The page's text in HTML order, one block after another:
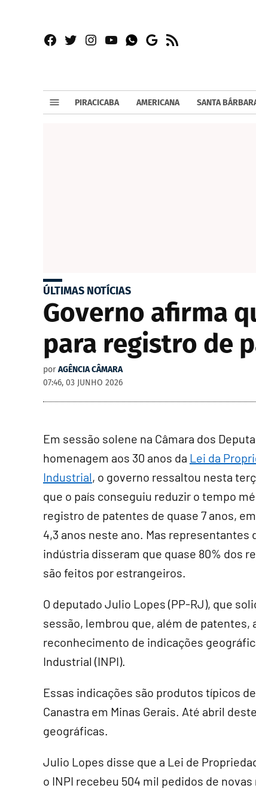
Facebook
TwitterInstagram
YouTubeWhatsapp
Google
RSS
PIRACICABA AMERICANA SANTA
ÚLTIMAS NOTÍCIAS
Governo afirma
para registro de
por AGÊNCIA CÂMARA
07:46, 03 JUNHO 2026
Em sessão solene na Câmara dos
homenagem aos 30 anos da Lei da
Industrial, o governo ressaltou nesta
que o país conseguiu reduzir o tempo
registro de patentes de quase 7 anos,
4,3 anos neste ano. Mas representantes
indústria disseram que quase 80% dos
são feitos por estrangeiros.
O deputado Julio Lopes (PP-RJ), que
sessão, lembrou que, além de
reconhecimento de indicações
Industrial (INPI).
Essas indicações são produtos típicos
Canastra em Minas Gerais. Até abril
geográficas.
Julio Lopes disse que a Lei de
o INPI recebeu 504 mil pedidos de